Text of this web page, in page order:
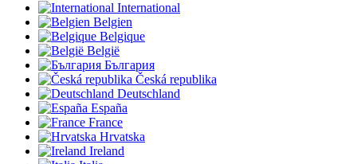
International
Belgien
Belgique
België
България
Česká republika
Deutschland
España
France
Hrvatska
Ireland